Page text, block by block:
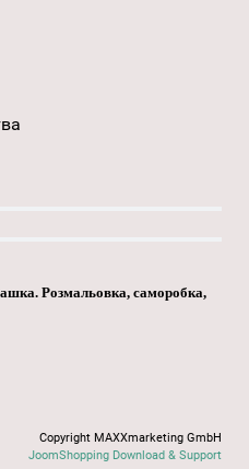
Розмальовка, саморобка,
Copyright MAXXmarketing GmbH
JoomShopping Download & Support